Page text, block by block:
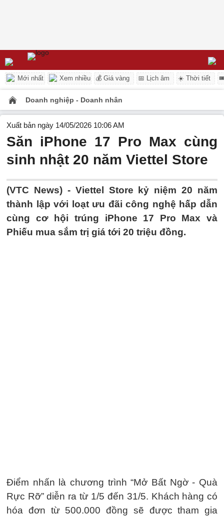
Mới nhất Xem nhiều 💰 Giá vàng 📅 Lịch âm ☀️ Thời tiết
Doanh nghiệp - Doanh nhân
Xuất bản ngày 14/05/2026 10:06 AM
Săn iPhone 17 Pro Max cùng
sinh nhật 20 năm Viettel Store
(VTC News) - Viettel Store kỷ niệm 20 năm
thành lập với loạt ưu đãi công nghệ hấp dẫn
cùng cơ hội trúng iPhone 17 Pro Max và
Phiếu mua sắm trị giá tới 20 triệu đồng.
Điểm nhấn là chương trình “Mở Bất Ngờ - Quà
Rực Rỡ” diễn ra từ 1/5 đến 31/5. Khách hàng có
hóa đơn từ 500.000 đồng sẽ được tham gia